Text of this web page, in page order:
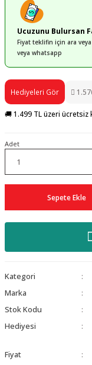
Ucuzunu Bulursan
Fiyat teklifin için ara
veya whatsapp
Hediyeleri Gör
🚚 1.499 TL üzeri ücretsiz
Adet
Sepete Ekle
Kategori
Marka
Stok Kodu
Hediyesi
Fiyat